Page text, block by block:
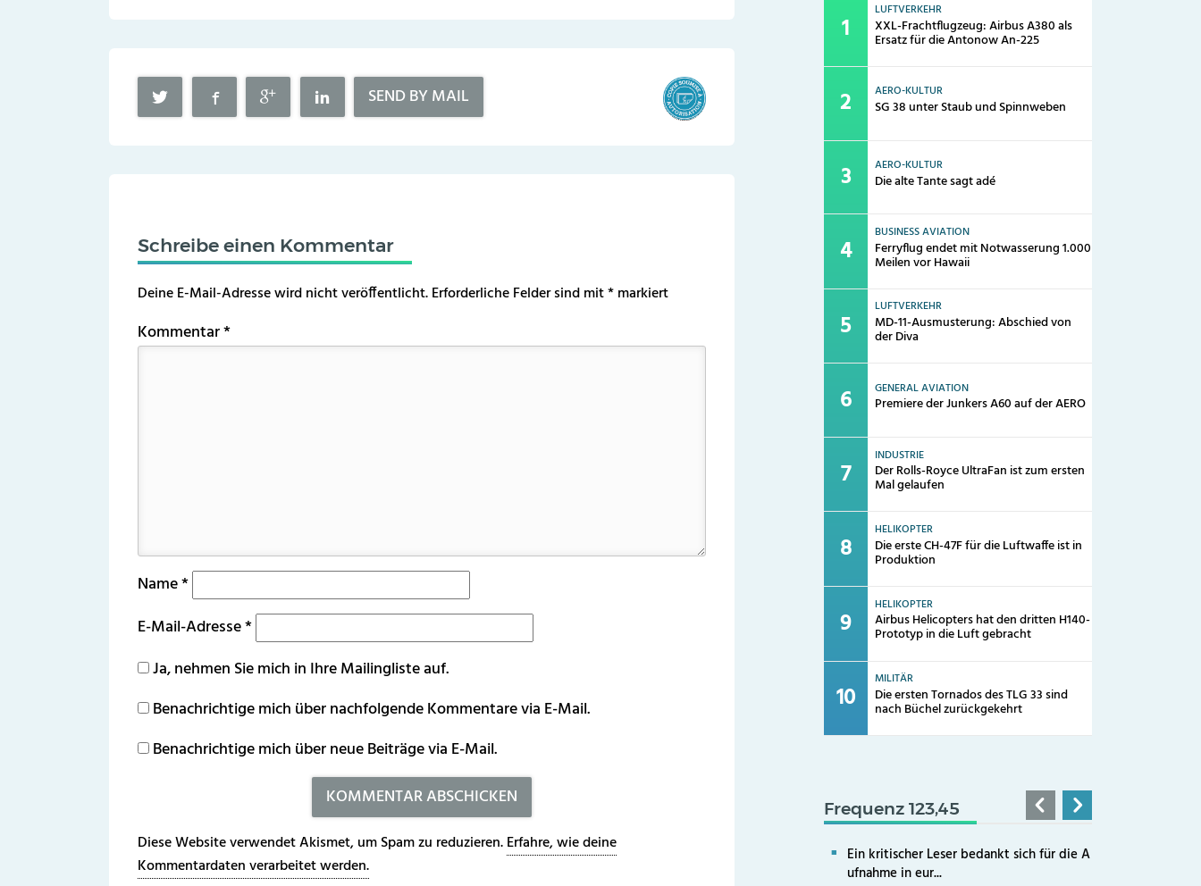
SEND BY MAIL
Schreibe einen Kommentar
Deine E-Mail-Adresse wird nicht veröffentlicht.Erforderliche Felder sind mit*markiert
Kommentar*
Name*
E-Mail-Adresse*
Ja, nehmen Sie mich in Ihre Mailingliste auf.
Benachrichtige mich über nachfolgende Kommentare via E-Mail.
Benachrichtige mich über neue Beiträge via E-Mail.
Diese Website verwendet Akismet, um Spam zu reduzieren.Erfahre, wie deine
Kommentardaten verarbeitet werden.
LUFTVERKEHR
XXL-Frachtflugzeug: Airbus A380 als
Ersatz für die Antonow An-225
AERO-KULTUR
SG 38 unter Staub und Spinnweben
AERO-KULTUR
Die alte Tante sagt adé
BUSINESS AVIATION
Ferryflug endet mit Notwasserung 1.000
Meilen vor Hawaii
LUFTVERKEHR
MD-11-Ausmusterung: Abschied von
der Diva
GENERAL AVIATION
Premiere der Junkers A60 auf der AERO
INDUSTRIE
Der Rolls-Royce UltraFan ist zum ersten
Mal gelaufen
HELIKOPTER
Die erste CH-47F für die Luftwaffe ist in
Produktion
HELIKOPTER
Airbus Helicopters hat den dritten H140-
Prototyp in die Luft gebracht
MILITÄR
Die ersten Tornados des TLG 33 sind
nach Büchel zurückgekehrt
Frequenz 123,45
Ein kritischer Leser bedankt sich für die A
ufnahme in eur...